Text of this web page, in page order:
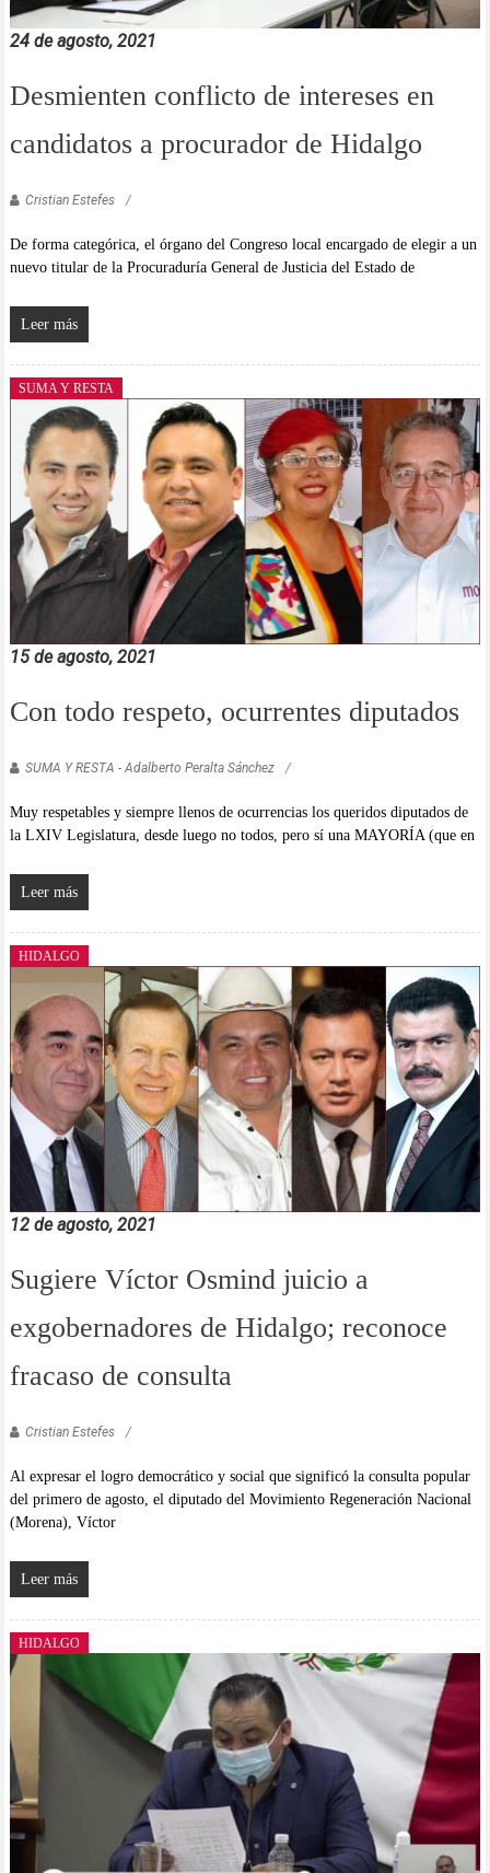
24 de agosto, 2021
Desmienten conflicto de intereses en
candidatos a procurador de Hidalgo
Cristian Estefes
De forma categórica, el órgano del Congreso local encargado de elegir a un
nuevo titular de la Procuraduría General de Justicia del Estado de
Leer más
SUMA Y RESTA
15 de agosto, 2021
Con todo respeto, ocurrentes diputados
SUMA Y RESTA - Adalberto Peralta Sánchez
Muy respetables y siempre llenos de ocurrencias los queridos diputados de
la LXIV Legislatura, desde luego no todos, pero sí una MAYORÍA (que en
Leer más
HIDALGO
12 de agosto, 2021
Sugiere Víctor Osmind juicio a
exgobernadores de Hidalgo; reconoce
fracaso de consulta
Cristian Estefes
Al expresar el logro democrático y social que significó la consulta popular
del primero de agosto, el diputado del Movimiento Regeneración Nacional
(Morena), Víctor
Leer más
HIDALGO